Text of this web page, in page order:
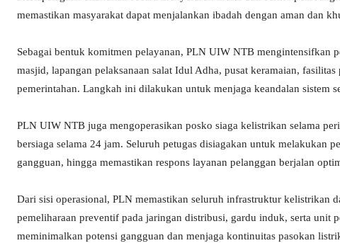
memastikan masyarakat dapat menjalankan ibadah dengan aman dan
Sebagai bentuk komitmen pelayanan, PLN UIW NTB mengintensifkan
masjid, lapangan pelaksanaan salat Idul Adha, pusat keramaian,
pemerintahan. Langkah ini dilakukan untuk menjaga keandalan sistem
PLN UIW NTB juga mengoperasikan posko siaga kelistrikan selama
bersiaga selama 24 jam. Seluruh petugas disiagakan untuk melakukan
gangguan, hingga memastikan respons layanan pelanggan berjalan
Dari sisi operasional, PLN memastikan seluruh infrastruktur kelistrikan
pemeliharaan preventif pada jaringan distribusi, gardu induk, serta unit
meminimalkan potensi gangguan dan menjaga kontinuitas pasokan